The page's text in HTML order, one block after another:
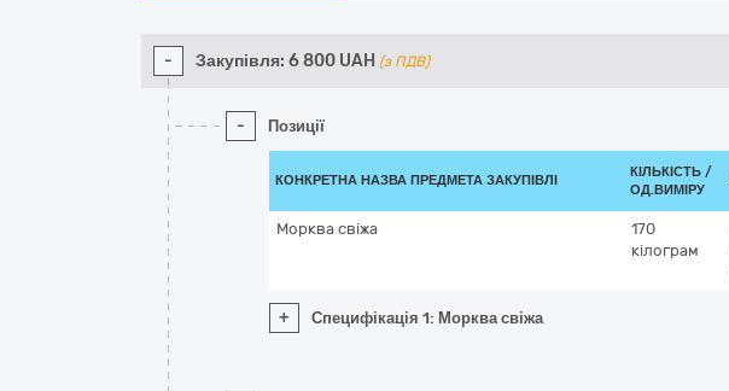
- Закупівля: 6 800 UAH (з ПДВ)
- Позиції
КОНКРЕТНА НАЗВА ПРЕДМЕТА ЗАКУПІВЛІ
КІЛЬКІСТЬ /
ОД.ВИМІРУ
Морква свіжа
170
кілограм
+ Специфікація 1: Морква свіжа